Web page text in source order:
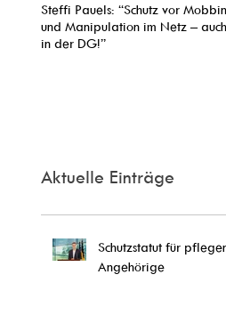
Steffi Pauels: “Schutz vor
und Manipulation im Netz – auch
in der DG!”
Aktuelle Einträge
Schutzstatut für
Angehörige